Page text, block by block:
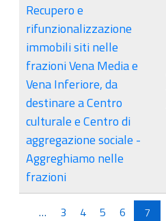
Recupero e
rifunzionalizzazione
immobili siti nelle
frazioni Vena Media e
Vena Inferiore, da
destinare a Centro
culturale e Centro di
aggregazione sociale -
Aggreghiamo nelle
frazioni
… 3 4 5 6 7